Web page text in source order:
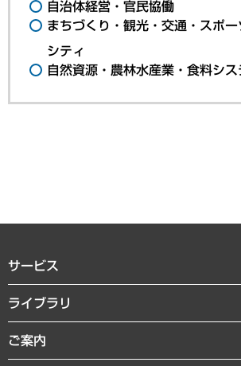
自治体経営・官民協働
まちづくり・観光・交通・スポ
シティ
自然資源・農林水産業・食料シス
サービス
経営戦略
組織・人事戦略
デジタルイノベーション
ライブラリ
経済調査
レポート
ご案内